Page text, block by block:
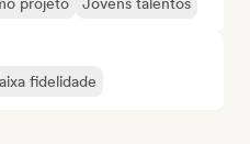
fidelidade